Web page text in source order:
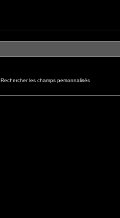
Rechercher les champs personnalisés